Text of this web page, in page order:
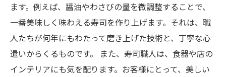
ます。例えば、醤油やわさびの量を微調整することで、
一番美味しく味わえる寿司を作り上げます。それは、職
人たちが何年にもわたって磨き上げた技術と、丁寧な心
遣いからくるものです。 また、寿司職人は、食器や店の
インテリアにも気を配ります。お客様にとって、美しい